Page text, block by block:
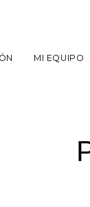
MI EQUIPO